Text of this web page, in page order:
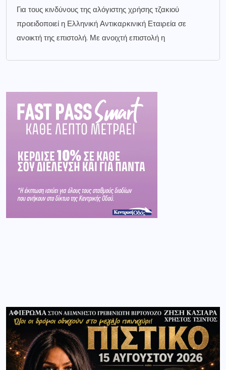
Για τους κινδύνους της αλόγιστης χρήσης τζακιού
προειδοποιεί η Ελληνική Αντικαρκινική Εταιρεία σε
ανοικτή της επιστολή. Με ανοιχτή επιστολή η